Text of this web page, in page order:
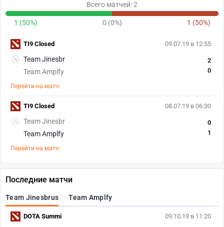
Всего матчей: 2
1 (50%) 0 (0%) 1 (50%)
09.07.19 в 12:55
Team Jinesbr
Team Amplfy
2
0
Перейти на матч
TI9 Closed
08.07.19 в 06:30
Team Jinesbr
Team Amplfy
0
1
Перейти на матч
TI9 Closed
Последние матчи
Team Jinesbrus Team Amplfy
09.10.19 в 11:20
DOTA Summi